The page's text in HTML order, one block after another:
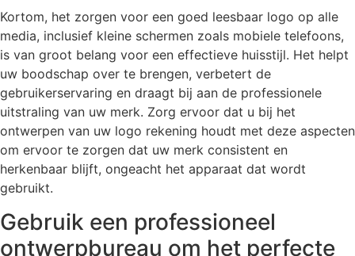
Kortom, het zorgen voor een goed leesbaar logo op alle
media, inclusief kleine schermen zoals mobiele telefoons,
is van groot belang voor een effectieve huisstijl. Het helpt
uw boodschap over te brengen, verbetert de
gebruikerservaring en draagt bij aan de professionele
uitstraling van uw merk. Zorg ervoor dat u bij het
ontwerpen van uw logo rekening houdt met deze aspecten
om ervoor te zorgen dat uw merk consistent en
herkenbaar blijft, ongeacht het apparaat dat wordt
gebruikt.
Gebruik een professioneel
ontwerpbureau om het perfecte